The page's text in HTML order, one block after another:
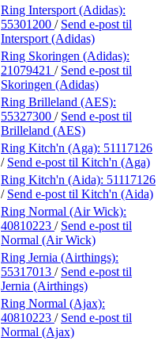
Ring Intersport (Adidas):
55301200 / Send e-post til
Intersport (Adidas)
Ring Skoringen (Adidas):
21079421 / Send e-post til
Skoringen (Adidas)
Ring Brilleland (AES):
55327300 / Send e-post til
Brilleland (AES)
Ring Kitch'n (Aga): 51117126
/ Send e-post til Kitch'n (Aga)
Ring Kitch'n (Aida): 51117126
/ Send e-post til Kitch'n (Aida)
Ring Normal (Air Wick):
40810223 / Send e-post til
Normal (Air Wick)
Ring Jernia (Airthings):
55317013 / Send e-post til
Jernia (Airthings)
Ring Normal (Ajax):
40810223 / Send e-post til
Normal (Ajax)